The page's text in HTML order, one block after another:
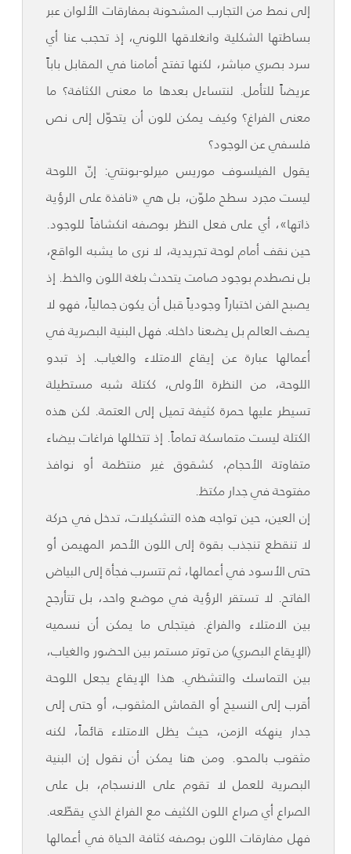
إلى نمط من التجارب المشحونة بمفارقات الألوان عبر
بساطتها الشكلية وانغلاقها اللوني، إذ تحجب عنا أي
سرد بصري مباشر، لكنها تفتح أمامنا في المقابل باباً
عريضاً للتأمل. لنتساءل بعدها ما معنى الكثافة؟ ما
معنى الفراغ؟ وكيف يمكن للون أن يتحوّل إلى نص
فلسفي عن الوجود؟
يقول الفيلسوف موريس ميرلو-بونتي: إنّ اللوحة
ليست مجرد سطح ملوّن، بل هي «نافذة على الرؤية
ذاتها»، أي على فعل النظر بوصفه انكشافاً للوجود.
حين نقف أمام لوحة تجريدية، لا نرى ما يشبه الواقع،
بل نصطدم بوجود صامت يتحدث بلغة اللون والخط. إذ
يصبح الفن اختباراً وجودياً قبل أن يكون جمالياً، فهو لا
يصف العالم بل يضعنا داخله. فهل البنية البصرية في
أعمالها عبارة عن إيقاع الامتلاء والغياب. إذ تبدو
اللوحة، من النظرة الأولى، ككتلة شبه مستطيلة
تسيطر عليها حمرة كثيفة تميل إلى العتمة. لكن هذه
الكتلة ليست متماسكة تماماً. إذ تتخللها فراغات بيضاء
متفاوتة الأحجام، كشقوق غير منتظمة أو نوافذ
مفتوحة في جدار مكتظ.
إن العين، حين تواجه هذه التشكيلات، تدخل في حركة
لا تنقطع تنجذب بقوة إلى اللون الأحمر المهيمن أو
حتى الأسود في أعمالها، ثم تتسرب فجأة إلى البياض
الفاتح. لا تستقر الرؤية في موضع واحد، بل تتأرجح
بين الامتلاء والفراغ. فيتجلى ما يمكن أن نسميه
(الإيقاع البصري) من توتر مستمر بين الحضور والغياب،
بين التماسك والتشظي. هذا الإيقاع يجعل اللوحة
أقرب إلى النسيج أو القماش المثقوب، أو حتى إلى
جدار ينهكه الزمن، حيث يظل الامتلاء قائماً، لكنه
مثقوب بالمحو. ومن هنا يمكن أن نقول إن البنية
البصرية للعمل لا تقوم على الانسجام، بل على
الصراع أي صراع اللون الكثيف مع الفراغ الذي يقطّعه.
فهل مفارقات اللون بوصفه كثافة الحياة في أعمالها